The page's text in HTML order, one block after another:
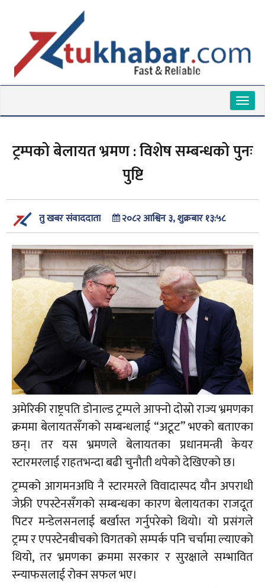
ट्रम्पको बेलायत भ्रमण : विशेष सम्बन्धको पुनः
पुष्टि
तु खबर संवाददाता २०८२ आश्विन ३, शुक्रबार १३:५८
अमेरिकी राष्ट्रपति डोनाल्ड ट्रम्पले आफ्नो दोस्रो राज्य भ्रमणका
क्रममा बेलायतसँगको सम्बन्धलाई “अटूट” भएको बताएका
छन्। तर यस भ्रमणले बेलायतका प्रधानमन्त्री केयर
स्टारमरलाई राहतभन्दा बढी चुनौती थपेको देखिएको छ।
ट्रम्पको आगमनअघि नै स्टारमरले विवादास्पद यौन अपराधी
जेफ्री एपस्टेनसँगको सम्बन्धका कारण बेलायतका राजदूत
पिटर मन्डेलसनलाई बर्खास्त गर्नुपरेको थियो। यो प्रसंगले
ट्रम्प र एपस्टेनबीचको विगतको सम्पर्क पनि चर्चामा ल्याएको
थियो, तर भ्रमणका क्रममा सरकार र सुरक्षाले सम्भावित
स्न्याफसलाई रोक्न सफल भए।